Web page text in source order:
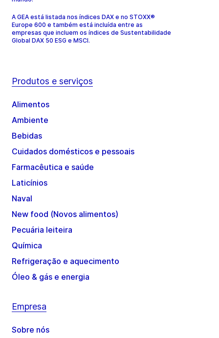
A GEA está listada nos índices DAX e no STOXX®
Europe 600 e também está incluída entre as
empresas que incluem os índices de Sustentabilidade
Global DAX 50 ESG e MSCI.
Produtos e serviços
Alimentos
Ambiente
Bebidas
Cuidados domésticos e pessoais
Farmacêutica e saúde
Laticínios
Naval
New food (Novos alimentos)
Pecuária leiteira
Química
Refrigeração e aquecimento
Óleo & gás e energia
Empresa
Sobre nós